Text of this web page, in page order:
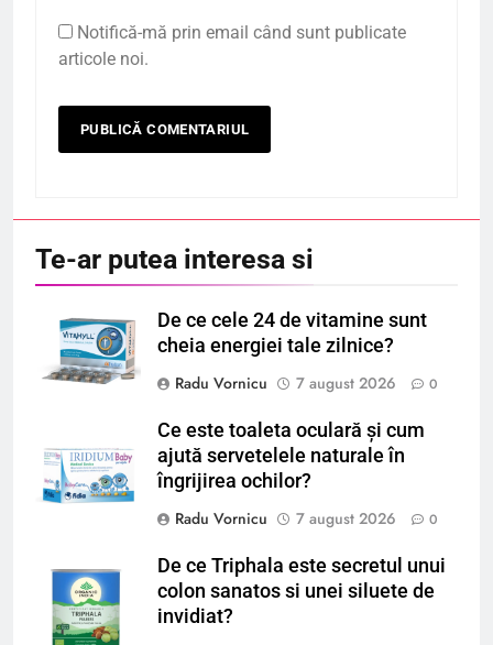
Notifică-mă prin email când sunt publicate
articole noi.
Te-ar putea interesa si
De ce cele 24 de vitamine sunt
cheia energiei tale zilnice?
Radu Vornicu
7 august 2026 0
Ce este toaleta oculară și cum
ajută servetelele naturale în
îngrijirea ochilor?
Radu Vornicu
7 august 2026 0
De ce Triphala este secretul unui
colon sanatos si unei siluete de
invidiat?